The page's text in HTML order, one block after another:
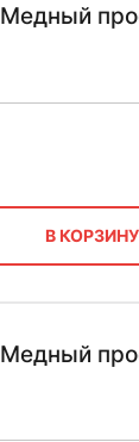
Медный
В КОРЗИНУ
Медный